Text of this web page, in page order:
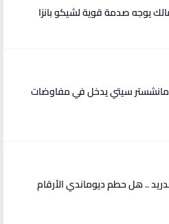
تعويضًا لرحيل رودري المحتمل .. مانشستر سيتي يدخل في مفاوضات
أغلى 10 صفقات في تاريخ ريال مدريد .. هل حطم ديوماندي الأرقام